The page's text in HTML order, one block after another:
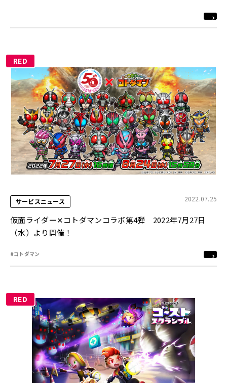
RED
サービスニュース 2022.07.25
仮面ライダー✕コトダマンコラボ第4弾 2022年7月27日
（水）より開催！
#コトダマン
RED